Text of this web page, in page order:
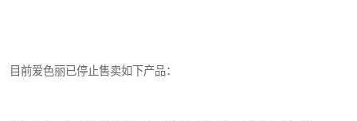
目前爱色丽已停止售卖如下产品：